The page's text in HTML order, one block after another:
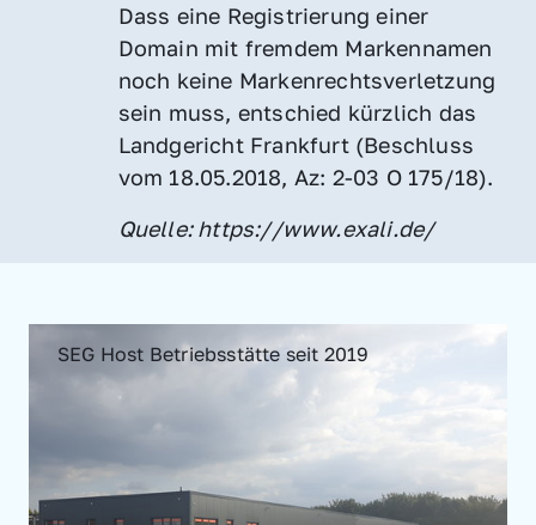
Dass eine Registrierung einer
Domain mit fremdem Markennamen
noch keine Markenrechtsverletzung
sein muss, entschied kürzlich das
Landgericht Frankfurt (Beschluss
vom 18.05.2018, Az: 2-03 O 175/18).
Quelle: https://www.exali.de/
SEG Host Betriebsstätte seit 2019